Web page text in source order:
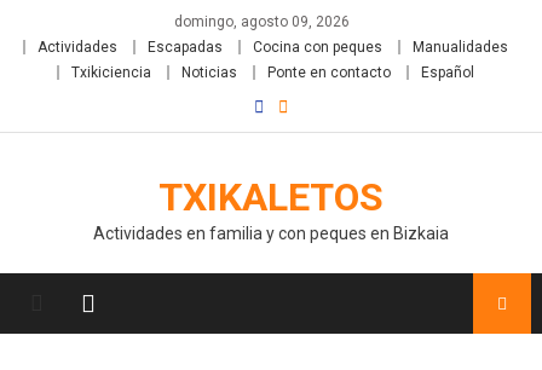
domingo, agosto 09, 2026
Actividades
Escapadas Cocina con peques
Manualidades
Txikiciencia
Noticias Ponte en contacto Español
TXIKALETOS
Actividades en familia y con peques en Bizkaia